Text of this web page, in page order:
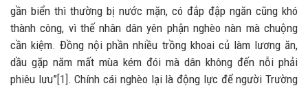
gần biển thì thường bị nước mặn, có đắp đập ngăn cũng khó
thành công, vì thế nhân dân yên phận nghèo nàn mà chuộng
cần kiệm. Đồng nội phần nhiều trồng khoai củ làm lương ăn,
dầu gặp năm mất mùa kém đói mà dân không đến nỗi phải
phiêu lưu”[1] . Chính cái nghèo lại là động lực để người Trường